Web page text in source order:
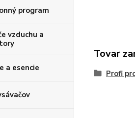
program
vzduchu a
a esencie
Tovar
Profi